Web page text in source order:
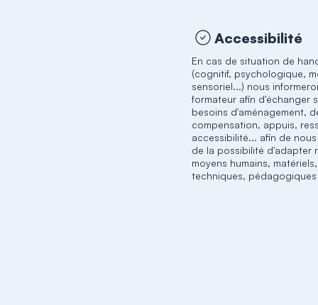
Accessibilité
En cas de situation de
(cognitif, psychologique,
sensoriel...) nous
formateur afin d'échanger
besoins d'aménagement,
compensation, appuis,
accessibilité... afin de
de la possibilité d'adapter
moyens humains, matériels,
techniques, pédagogiques